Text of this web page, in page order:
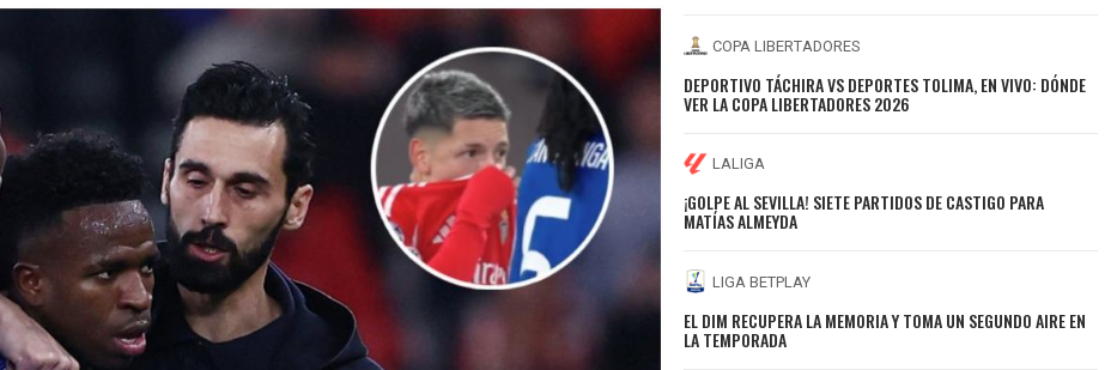
COPA LIBERTADORES
DEPORTIVO TÁCHIRA VS DEPORTES TOLIMA, EN VIVO: DÓNDE
VER LA COPA LIBERTADORES 2026
LALIGA
¡GOLPE AL SEVILLA! SIETE PARTIDOS DE CASTIGO PARA
MATÍAS ALMEYDA
LIGA BETPLAY
EL DIM RECUPERA LA MEMORIA Y TOMA UN SEGUNDO AIRE EN
LA TEMPORADA